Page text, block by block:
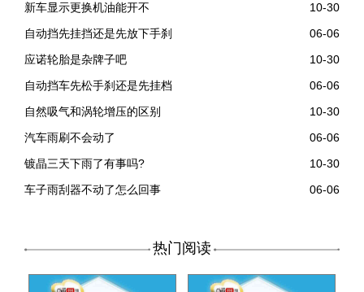
新车显示更换机油能开不
10-30
自动挡先挂挡还是先放下手刹
06-06
应诺轮胎是杂牌子吧
10-30
自动挡车先松手刹还是先挂档
06-06
自然吸气和涡轮增压的区别
10-30
汽车雨刷不会动了
06-06
镀晶三天下雨了有事吗?
10-30
车子雨刮器不动了怎么回事
06-06
热门阅读